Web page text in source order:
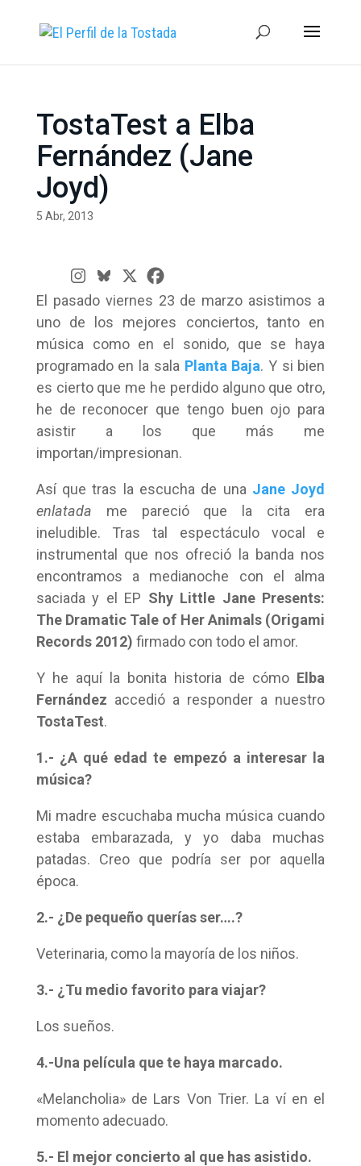
TostaTest a Elba
Fernández (Jane
Joyd)
5 Abr, 2013
El pasado viernes 23 de marzo asistimos a
uno de los mejores conciertos, tanto en
música como en el sonido, que se haya
programado en la sala Planta Baja. Y si bien
es cierto que me he perdido alguno que otro,
he de reconocer que tengo buen ojo para
asistir a los que más me
importan/impresionan.
Así que tras la escucha de una Jane Joyd
enlatada me pareció que la cita era
ineludible. Tras tal espectáculo vocal e
instrumental que nos ofreció la banda nos
encontramos a medianoche con el alma
saciada y el EP Shy Little Jane Presents:
The Dramatic Tale of Her Animals (Origami
Records 2012) firmado con todo el amor.
Y he aquí la bonita historia de cómo Elba
Fernández accedió a responder a nuestro
TostaTest.
1.- ¿A qué edad te empezó a interesar la
música?
Mi madre escuchaba mucha música cuando
estaba embarazada, y yo daba muchas
patadas. Creo que podría ser por aquella
época.
2.- ¿De pequeño querías ser….?
Veterinaria, como la mayoría de los niños.
3.- ¿Tu medio favorito para viajar?
Los sueños.
4.-Una película que te haya marcado.
«Melancholia» de Lars Von Trier. La ví en el
momento adecuado.
5.- El mejor concierto al que has asistido.